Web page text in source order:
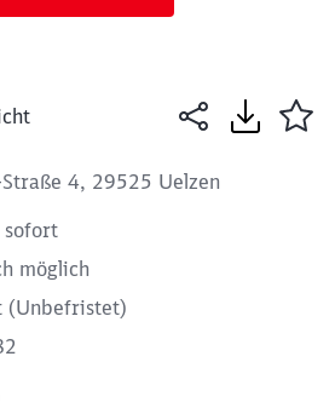
4, 29525 Uelzen
sofort
möglich
(Unbefristet)